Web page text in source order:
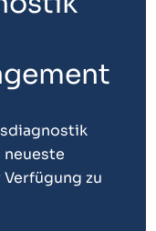
neueste
zu